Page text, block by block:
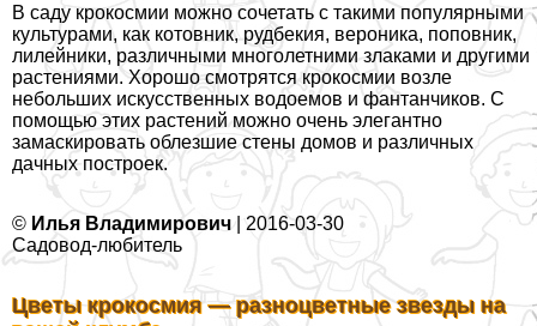
В саду крокосмии можно сочетать с такими популярными
культурами, как котовник, рудбекия, вероника, поповник,
лилейники, различными многолетними злаками и другими
растениями. Хорошо смотрятся крокосмии возле
небольших искусственных водоемов и фантанчиков. С
помощью этих растений можно очень элегантно
замаскировать облезшие стены домов и различных
дачных построек.
© Илья Владимирович | 2016-03-30
Садовод-любитель
Цветы крокосмия — разноцветные звезды на